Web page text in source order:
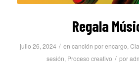
Regala
julio 26, 2024 / en canción por encargo,
sesión, Proceso creativo / por